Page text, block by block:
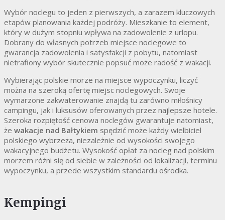
Wybór noclegu to jeden z pierwszych, a zarazem kluczowych
etapów planowania każdej podróży. Mieszkanie to element,
który w dużym stopniu wpływa na zadowolenie z urlopu.
Dobrany do własnych potrzeb miejsce noclegowe to
gwarancja zadowolenia i satysfakcji z pobytu, natomiast
nietrafiony wybór skutecznie popsuć może radość z wakacji.
Wybierając polskie morze na miejsce wypoczynku, liczyć
można na szeroką ofertę miejsc noclegowych. Swoje
wymarzone zakwaterowanie znajdą tu zarówno miłośnicy
campingu, jak i luksusów oferowanych przez najlepsze hotele.
Szeroka rozpiętość cenowa noclegów gwarantuje natomiast,
że wakacje nad Bałtykiem spędzić może każdy wielbiciel
polskiego wybrzeża, niezależnie od wysokości swojego
wakacyjnego budżetu. Wysokość opłat za nocleg nad polskim
morzem różni się od siebie w zależności od lokalizacji, terminu
wypoczynku, a przede wszystkim standardu ośrodka.
Kempingi